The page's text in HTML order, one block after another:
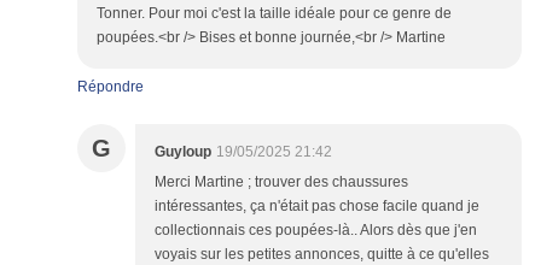
Tonner. Pour moi c'est la taille idéale pour ce genre de
poupées.<br /> Bises et bonne journée,<br /> Martine
Répondre
G Guyloup 19/05/2025 21:42
Merci Martine ; trouver des chaussures
intéressantes, ça n'était pas chose facile quand je
collectionnais ces poupées-là.. Alors dès que j'en
voyais sur les petites annonces, quitte à ce qu'elles